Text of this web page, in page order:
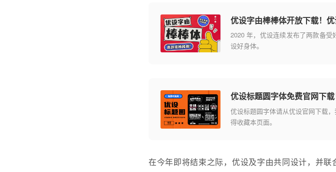
优设字由棒棒体开放下载！
2020 年，优设连续发布了两款备
设好身体。
优设标题圆字体免费官网下
字体
优设标题圆字体请从优设官网下载
得收藏本页面。
在今年即将结束之际，优设及字由共同设计，并